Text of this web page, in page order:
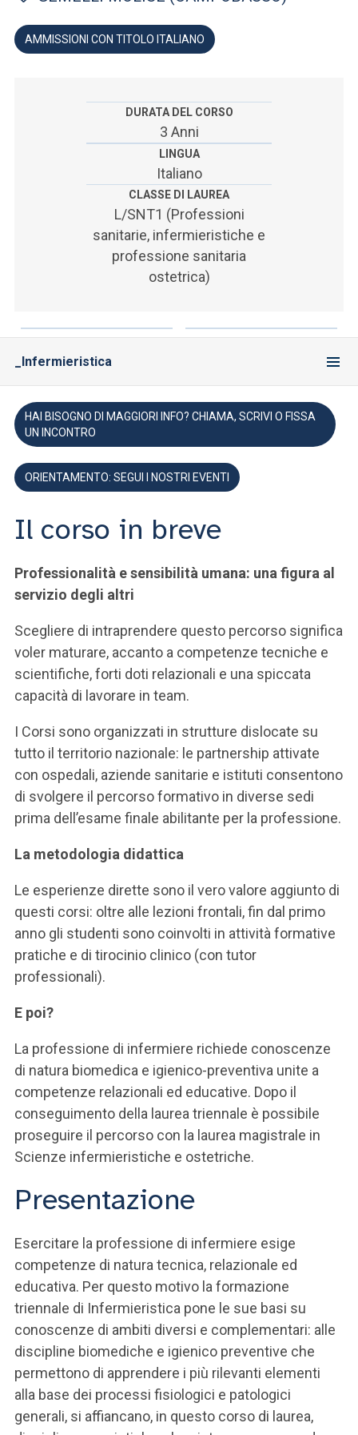
SEI UN DOCENTE O UN MEMBRO DELLO STAFF
AMMISSIONI CON TITOLO ITALIANO
DURATA DEL CORSO
3 Anni
LINGUA
Italiano
CLASSE DI LAUREA
L/SNT1 (Professioni
sanitarie, infermieristiche e
professione sanitaria
ostetrica)
_Infermieristica
HAI BISOGNO DI MAGGIORI INFO? CHIAMA, SCRIVI O FISSA
UN INCONTRO
ORIENTAMENTO: SEGUI I NOSTRI EVENTI
Il corso in breve
Professionalità e sensibilità umana: una figura al
servizio degli altri
Scegliere di intraprendere questo percorso significa
voler maturare, accanto a competenze tecniche e
scientifiche, forti doti relazionali e una spiccata
capacità di lavorare in team.
I Corsi sono organizzati in strutture dislocate su
tutto il territorio nazionale: le partnership attivate
con ospedali, aziende sanitarie e istituti consentono
di svolgere il percorso formativo in diverse sedi
prima dell’esame finale abilitante per la professione.
La metodologia didattica
Le esperienze dirette sono il vero valore aggiunto di
questi corsi: oltre alle lezioni frontali, fin dal primo
anno gli studenti sono coinvolti in attività formative
pratiche e di tirocinio clinico (con tutor
professionali).
E poi?
La professione di infermiere richiede conoscenze
di natura biomedica e igienico-preventiva unite a
competenze relazionali ed educative. Dopo il
conseguimento della laurea triennale è possibile
proseguire il percorso con la laurea magistrale in
Scienze infermieristiche e ostetriche.
Presentazione
Esercitare la professione di infermiere esige
competenze di natura tecnica, relazionale ed
educativa. Per questo motivo la formazione
triennale di Infermieristica pone le sue basi su
conoscenze di ambiti diversi e complementari: alle
discipline biomediche e igienico preventive che
permettono di apprendere i più rilevanti elementi
alla base dei processi fisiologici e patologici
generali, si affiancano, in questo corso di laurea,